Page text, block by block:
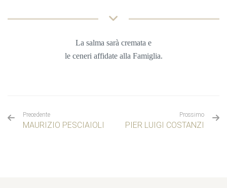
La salma sarà cremata e
le ceneri affidate alla Famiglia.
Precedente
MAURIZIO PESCIAIOLI
Prossimo
PIER LUIGI COSTANZI